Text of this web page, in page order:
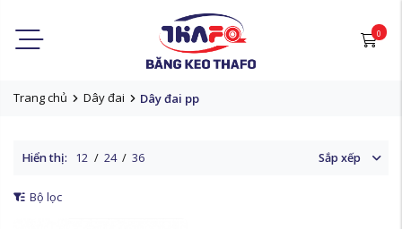
0
Trang chủ Dây đai Dây đai pp
Hiển thị: 12 / 24 / 36 Sắp xếp
Bộ lọc